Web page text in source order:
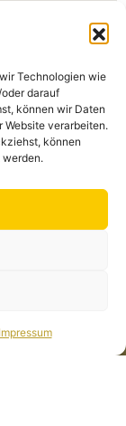
Technologien wie
darauf
können wir Daten
Website verarbeiten.
können
werden.
(EU)